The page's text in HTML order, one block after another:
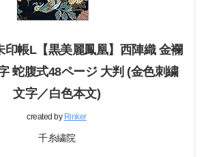
印帳L【黒美麗鳳凰】西陣織 金襴
蛇腹式48ページ 大判 (金色刺繍
文字／白色本文)
created by Rinker
千糸繍院